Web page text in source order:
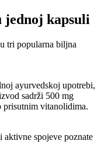
jednoj kapsuli
tri popularna biljna
ayurvedskoj upotrebi,
sadrži 500 mg
prisutnim vitanolidima.
spojeve poznate